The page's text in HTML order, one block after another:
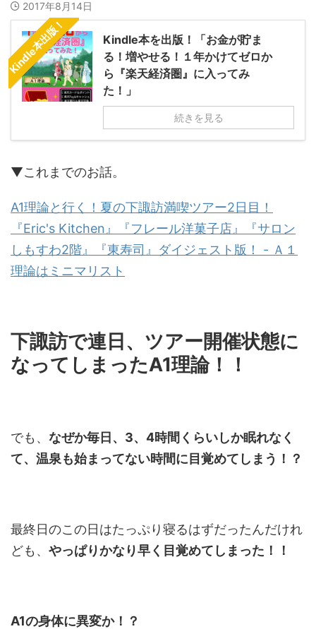
2017年8月14日
Kindle本出版！
Kindle本を出版！「お金が貯ま
る！増やせる！１年かけてゼロか
ら『楽天経済圏』に入ってみ
た！」
続きを見る
▼これまでのお話。
A1理論と行く！夏の下諏訪満喫ツアー2日目！
『Eric's Kitchen』『フレール洋菓子店』『サロン
しもすわ2階』『東寿司』ダイジェスト版！ - Ａ１
理論はミニマリスト
下諏訪で連日、ツアー開催状態に
なってしまったA1理論！！
でも、 なぜか毎日、3、4時間くらいしか眠れなく
て、温泉も始まってない時間に目覚めてしまう！？
最終日のこの日はたっぷり寝るはずだったんだけれ
ども、 やっぱりかなり早く目覚めてしまった！！
A1の身体に異変か！？